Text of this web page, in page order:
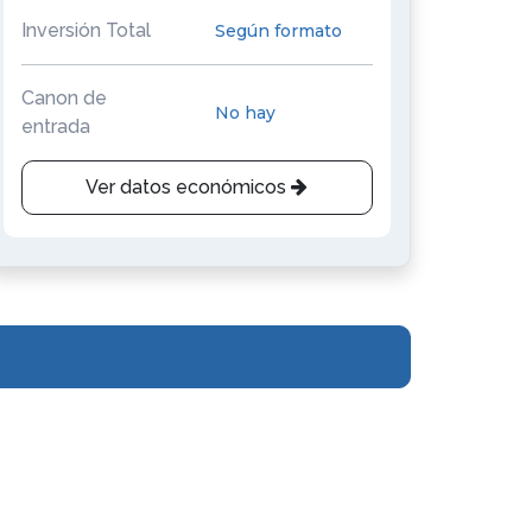
Inversión Total Según formato
Canon de
entrada
No hay
Ver datos económicos